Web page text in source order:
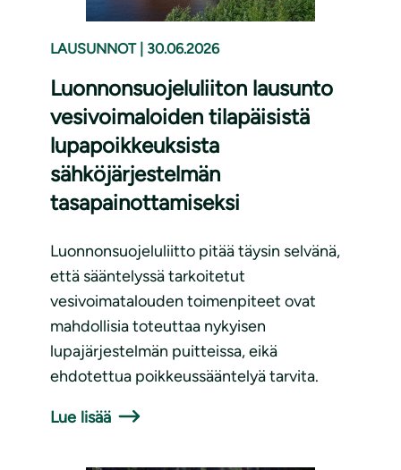
LAUSUNNOT 30.06.2026
Luonnonsuojeluliiton lausunto
vesivoimaloiden tilapäisistä
lupapoikkeuksista
sähköjärjestelmän
tasapainottamiseksi
Luonnonsuojeluliitto pitää täysin selvänä,
että sääntelyssä tarkoitetut
vesivoimatalouden toimenpiteet ovat
mahdollisia toteuttaa nykyisen
lupajärjestelmän puitteissa, eikä
ehdotettua poikkeussääntelyä tarvita.
Lue lisää